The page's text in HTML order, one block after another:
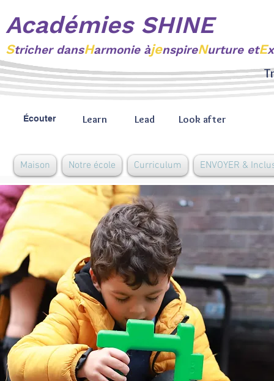
Académies SHINE
Stricher dansHarmonie àjenspireNurture etE
Écouter Learn Lead Look after
Maison Notre école Curriculum ENVOYER &